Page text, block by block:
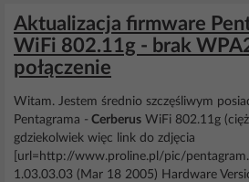
Aktualizacja firmware
WiFi 802.11g - brak
połączenie
Witam. Jestem średnio szczęśliwym
Pentagrama - Cerberus WiFi 802.11g
gdziekolwiek więc link do zdjęcia
[url=http://www.proline.pl/pic/
1.03.03.03 (Mar 18 2005) Hardware